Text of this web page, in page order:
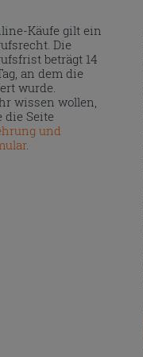
Käufe gilt ein
Die
beträgt 14
an dem die
wurde.
wissen wollen,
die Seite
und
.